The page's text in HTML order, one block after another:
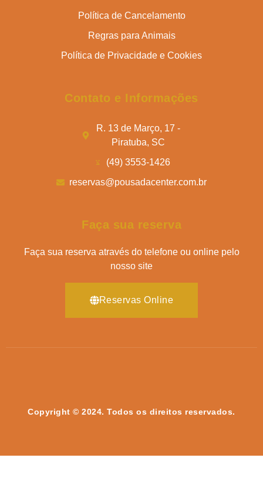
Política de Cancelamento
Regras para Animais
Política de Privacidade e Cookies
Contato e Informações
R. 13 de Março, 17 -
Piratuba, SC
(49) 3553-1426
reservas@pousadacenter.com.br
Faça sua reserva
Faça sua reserva através do telefone ou online pelo
nosso site
Reservas Online
Copyright © 2024. Todos os direitos reservados.